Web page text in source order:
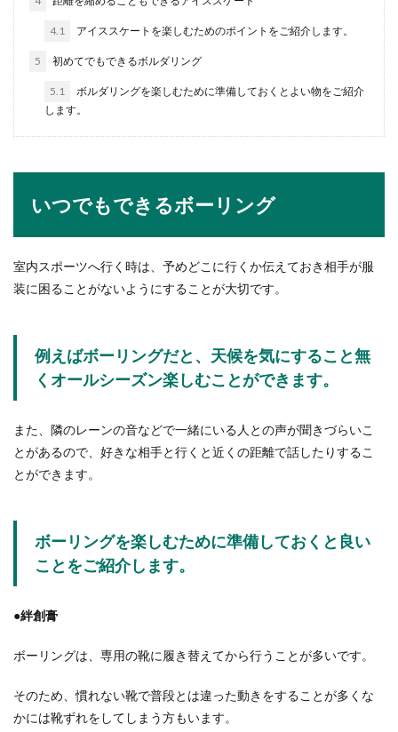
4.1 アイススケートを楽しむためのポイントをご紹介します。
5 初めてでもできるボルダリング
5.1
ボルダリングを楽しむために準備しておくとよい物をご紹介
します。
いつでもできるボーリング
室内スポーツへ行く時は、予めどこに行くか伝えておき相手が服
装に困ることがないようにすることが大切です。
例えばボーリングだと、天候を気にすること無
くオールシーズン楽しむことができます。
また、隣のレーンの音などで一緒にいる人との声が聞きづらいこ
とがあるので、好きな相手と行くと近くの距離で話したりするこ
とができます。
ボーリングを楽しむために準備しておくと良い
ことをご紹介します。
●絆創膏
ボーリングは、専用の靴に履き替えてから行うことが多いです。
そのため、慣れない靴で普段とは違った動きをすることが多くな
かには靴ずれをしてしまう方もいます。